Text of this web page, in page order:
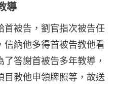
導
首被告，劉官指次被告任
信納他多得首被告教他看
答謝首被告多年教導，
目教他申領牌照等，故送